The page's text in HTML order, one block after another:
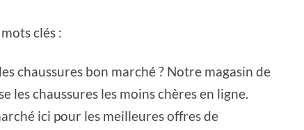
clés :
chaussures bon marché ? Notre magasin de
les chaussures les moins chères en ligne.
ici pour les meilleures offres de